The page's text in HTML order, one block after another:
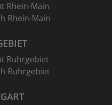
Rhein-Main
Rhein-Main
Ruhrgebiet
Ruhrgebiet